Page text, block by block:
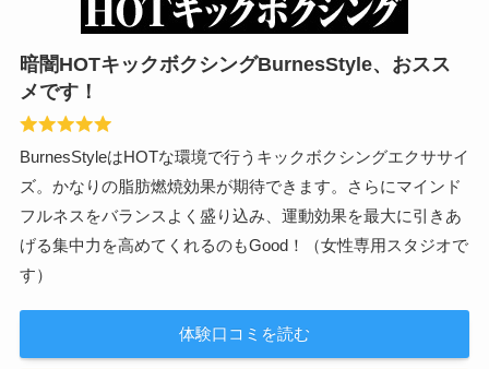
暗闇HOTキックボクシングBurnesStyle、おスス
メです！
BurnesStyleはHOTな環境で行うキックボクシングエクササイ
ズ。かなりの脂肪燃焼効果が期待できます。さらにマインド
フルネスをバランスよく盛り込み、運動効果を最大に引きあ
げる集中力を高めてくれるのもGood！（女性専用スタジオで
す）
体験口コミを読む